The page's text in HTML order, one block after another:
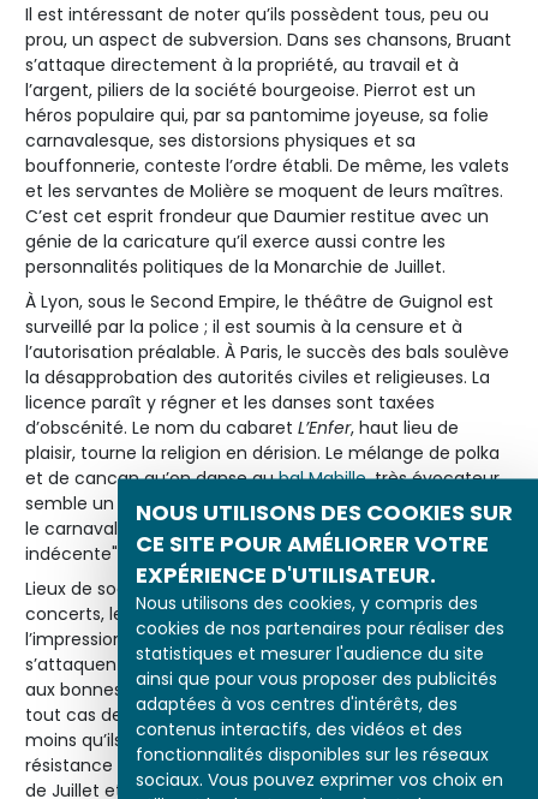
NOUS UTILISONS DES COOKIES SUR
CE SITE POUR AMÉLIORER VOTRE
EXPÉRIENCE D'UTILISATEUR.
Nous utilisons des cookies, y compris des
cookies de nos partenaires pour réaliser des
statistiques et mesurer l'audience du site
ainsi que pour vous proposer des publicités
adaptées à vos centres d'intérêts, des
contenus interactifs, des vidéos et des
fonctionnalités disponibles sur les réseaux
sociaux. Vous pouvez exprimer vos choix en
Il est intéressant de noter qu’ils possèdent tous, peu ou
prou, un aspect de subversion. Dans ses chansons, Bruant
s’attaque directement à la propriété, au travail et à
l’argent, piliers de la société bourgeoise. Pierrot est un
héros populaire qui, par sa pantomime joyeuse, sa folie
carnavalesque, ses distorsions physiques et sa
bouffonnerie, conteste l’ordre établi. De même, les valets
et les servantes de Molière se moquent de leurs maîtres.
C’est cet esprit frondeur que Daumier restitue avec un
génie de la caricature qu’il exerce aussi contre les
personnalités politiques de la Monarchie de Juillet.
À Lyon, sous le Second Empire, le théâtre de Guignol est
surveillé par la police ; il est soumis à la censure et à
l’autorisation préalable. À Paris, le succès des bals soulève
la désapprobation des autorités civiles et religieuses. La
licence paraît y régner et les danses sont taxées
d’obscénité. Le nom du cabaret L’Enfer, haut lieu de
plaisir, tourne la religion en dérision. Le mélange de polka
et de cancan qu’on danse aubal Mabille, très évocateur,
semble un défi et une offense aux bonnes mœurs. Après
le carnaval, de nombreux "inculpés pour danse
indécente" défilent en correctionnelle.
Lieux de sociabilité et de détente, les cabarets, les cafés-
concerts, les bals et les théâtres donnent parfois
l’impression d’être des foyers de subversion. S’ils ne
s’attaquent pas directement au pouvoir, à l’ordre social,
aux bonnes mœurs ou à la religion, ils se détournent en
tout cas de la pudibonderie et du sérieux bourgeois, à
moins qu’ils ne représentent, aussi, une forme de
résistance vis-à-vis des régimes autoritaires, Monarchie
de Juillet et Second Empire notamment.